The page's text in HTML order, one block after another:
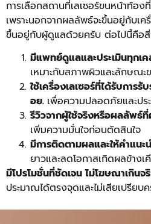
การเลือกสถานที่เลเซอร์ขนหน้าท้อ
เพราะนอกจากผลลัพธ์จะขึ้นอยู่กับ
ขึ้นอยู่กับผู้ดูแลด้วยครับ ต่อไปนี้คือ
มีแพทย์ดูแลและประเมินทุกเ
เหมาะกับสภาพผิวและลักษณะ
ใช้เครื่องเลเซอร์ที่ได้รับการ
อย. เพื่อความปลอดภัยและปร
รีวิวจากผู้ใช้จริงหรือผลลัพธ์ที่
เพิ่มความมั่นใจก่อนตัดสินใจ
มีการติดตามผลและให้คำแนะ
ยาวและลดโอกาสเกิดผลข้างเ
มีโปรโมชั่นที่ชัดเจน ไม่โฆษณาเกินจ
ประมาณได้ตรงจุดและไม่เสียเปรียบ